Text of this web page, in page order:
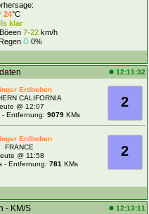
24°C
klar
7-22km/h
0%
12:11:32
2
Erdbeben
CALIFORNIA
@ 12:07
Entfernung: 9079KMs
2
Erdbeben
FRANCE
@ 11:58
- Entfernung: 781 KMs
- KM/S 12:13:11